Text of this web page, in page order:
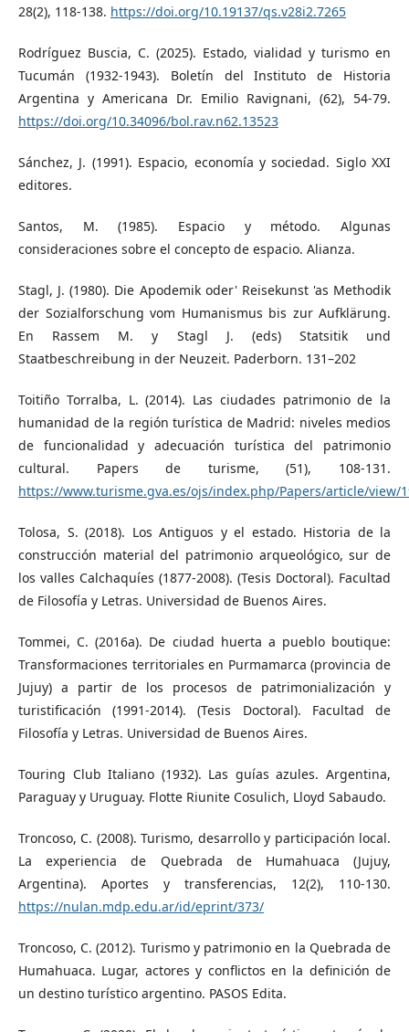
28(2), 118-138. https://doi.org/10.19137/qs.v28i2.7265
Rodríguez Buscia, C. (2025). Estado, vialidad y turismo en
Tucumán (1932-1943). Boletín del Instituto de Historia
Argentina y Americana Dr. Emilio Ravignani, (62), 54-79.
https://doi.org/10.34096/bol.rav.n62.13523
Sánchez, J. (1991). Espacio, economía y sociedad. Siglo XXI
editores.
Santos, M. (1985). Espacio y método. Algunas
consideraciones sobre el concepto de espacio. Alianza.
Stagl, J. (1980). Die Apodemik oder' Reisekunst 'as Methodik
der Sozialforschung vom Humanismus bis zur Aufklärung.
En Rassem M. y Stagl J. (eds) Statsitik und
Staatbeschreibung in der Neuzeit. Paderborn. 131–202
Toitiño Torralba, L. (2014). Las ciudades patrimonio de la
humanidad de la región turística de Madrid: niveles medios
de funcionalidad y adecuación turística del patrimonio
cultural. Papers de turisme, (51), 108-131.
https://www.turisme.gva.es/ojs/index.php/Papers/article/view/
Tolosa, S. (2018). Los Antiguos y el estado. Historia de la
construcción material del patrimonio arqueológico, sur de
los valles Calchaquíes (1877-2008). (Tesis Doctoral). Facultad
de Filosofía y Letras. Universidad de Buenos Aires.
Tommei, C. (2016a). De ciudad huerta a pueblo boutique:
Transformaciones territoriales en Purmamarca (provincia de
Jujuy) a partir de los procesos de patrimonialización y
turistificación (1991-2014). (Tesis Doctoral). Facultad de
Filosofía y Letras. Universidad de Buenos Aires.
Touring Club Italiano (1932). Las guías azules. Argentina,
Paraguay y Uruguay. Flotte Riunite Cosulich, Lloyd Sabaudo.
Troncoso, C. (2008). Turismo, desarrollo y participación local.
La experiencia de Quebrada de Humahuaca (Jujuy,
Argentina). Aportes y transferencias, 12(2), 110-130.
https://nulan.mdp.edu.ar/id/eprint/373/
Troncoso, C. (2012). Turismo y patrimonio en la Quebrada de
Humahuaca. Lugar, actores y conflictos en la definición de
un destino turístico argentino. PASOS Edita.